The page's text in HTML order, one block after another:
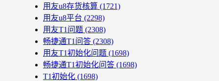
用友u8存货核算 (1721)
用友u8平台 (2298)
用友T1问题 (2308)
畅捷通T1问答 (2308)
用友T1初始化问题 (1698)
畅捷通T1初始化问答 (1698)
T1初始化 (1698)